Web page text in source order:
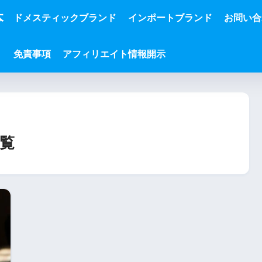
ドメスティックブランド インポートブランド お問い
免責事項 アフィリエイト情報開示